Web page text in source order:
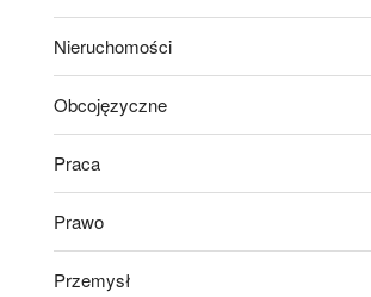
Nieruchomości
Obcojęzyczne
Praca
Prawo
Przemysł